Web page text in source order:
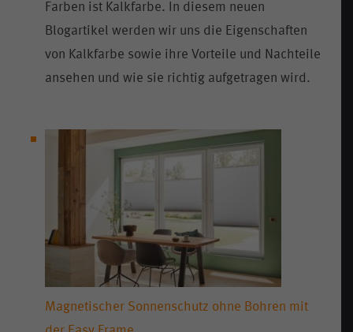
Farben ist Kalkfarbe. In diesem neuen
Blogartikel werden wir uns die Eigenschaften
von Kalkfarbe sowie ihre Vorteile und Nachteile
ansehen und wie sie richtig aufgetragen wird.
Magnetischer Sonnenschutz ohne Bohren mit